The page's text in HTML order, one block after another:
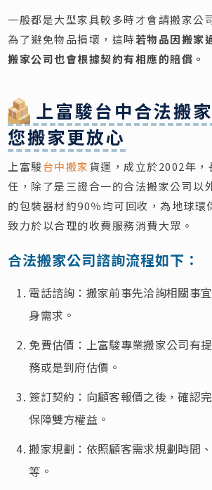
一般都是大型家具較多時才會請搬家公
為了避免物品損壞，這時若物品因搬家
搬家公司也會根據契約有相應的賠償。
上富駿台中合法搬
您搬家更放心
上富駿台中搬家貨運，成立於2002年
任，除了是三證合一的合法搬家公司以
的包裝器材約90％均可回收，為地球環
致力於以合理的收費服務消費大眾。
合法搬家公司諮詢流程如下：
電話諮詢：搬家前事先洽詢相關事
身需求。
免費估價：上富駿專業搬家公司有
務或是到府估價。
簽訂契約：向顧客報價之後，確認
保障雙方權益。
搬家規劃：依照顧客需求規劃時間
等。